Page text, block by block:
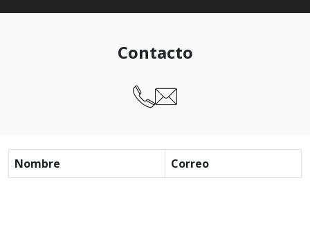
Contacto
Nombre Correo